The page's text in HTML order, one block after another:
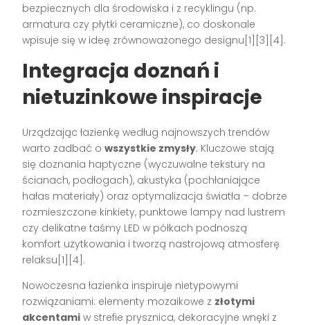
bezpiecznych dla środowiska i z recyklingu (np.
armatura czy płytki ceramiczne), co doskonale
wpisuje się w ideę zrównoważonego designu[1][3][4].
Integracja doznań i
nietuzinkowe inspiracje
Urządzając łazienkę według najnowszych trendów
warto zadbać owszystkie zmysły. Kluczowe stają
się doznania haptyczne (wyczuwalne tekstury na
ścianach, podłogach), akustyka (pochłaniające
hałas materiały) oraz optymalizacja światła – dobrze
rozmieszczone kinkiety, punktowe lampy nad lustrem
czy delikatne taśmy LED w półkach podnoszą
komfort użytkowania i tworzą nastrojową atmosferę
relaksu[1][4].
Nowoczesna łazienka inspiruje nietypowymi
rozwiązaniami: elementy mozaikowe z złotymi
akcentami w strefie prysznica, dekoracyjne wnęki z